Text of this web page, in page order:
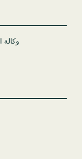
وكالة